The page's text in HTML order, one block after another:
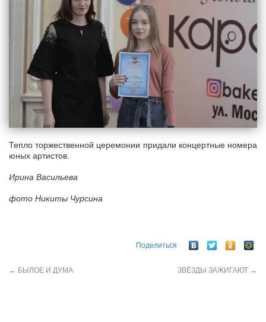
Тепло торжественной церемонии придали концертные номера
юных артистов.
Ирина Васильева
фото Никиты Чурсина
Поделиться
← БЫЛОЕ И ДУМА ЗВЁЗДЫ ЗАЖИГАЮТ →